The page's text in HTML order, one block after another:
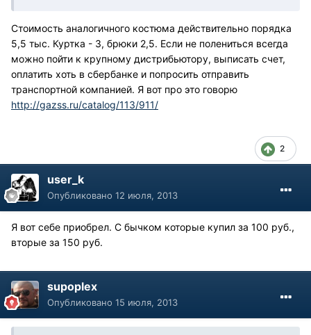
Стоимость аналогичного костюма действительно порядка
5,5 тыс. Куртка - 3, брюки 2,5. Если не полениться всегда
можно пойти к крупному дистрибьютору, выписать счет,
оплатить хоть в сбербанке и попросить отправить
транспортной компанией. Я вот про это говорю
http://gazss.ru/catalog/113/911/
2
user_k
Опубликовано 12 июля, 2013
Я вот себе приобрел. С бычком которые купил за 100 руб.,
вторые за 150 руб.
supoplex
Опубликовано 15 июля, 2013